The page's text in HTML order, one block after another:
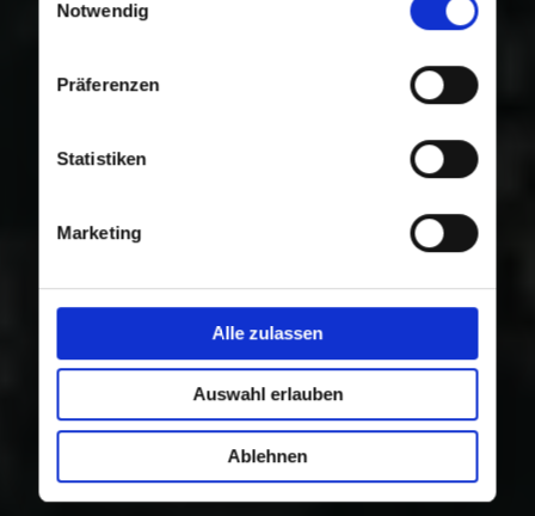
Nutzung der Dienste gesammelt haben.
Notwendig
Präferenzen
Statistiken
Marketing
Alle zulassen
Auswahl erlauben
Ablehnen